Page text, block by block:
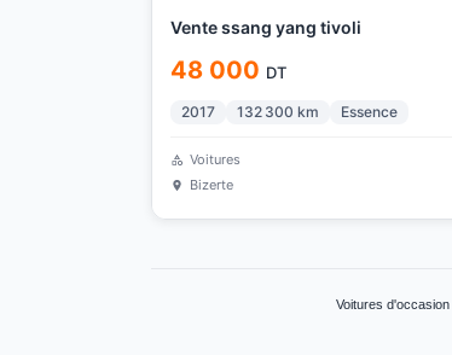
Vente ssang yang tivoli
48 000 DT
2017 132 300 km Essence
Voitures
Bizerte
Voitures